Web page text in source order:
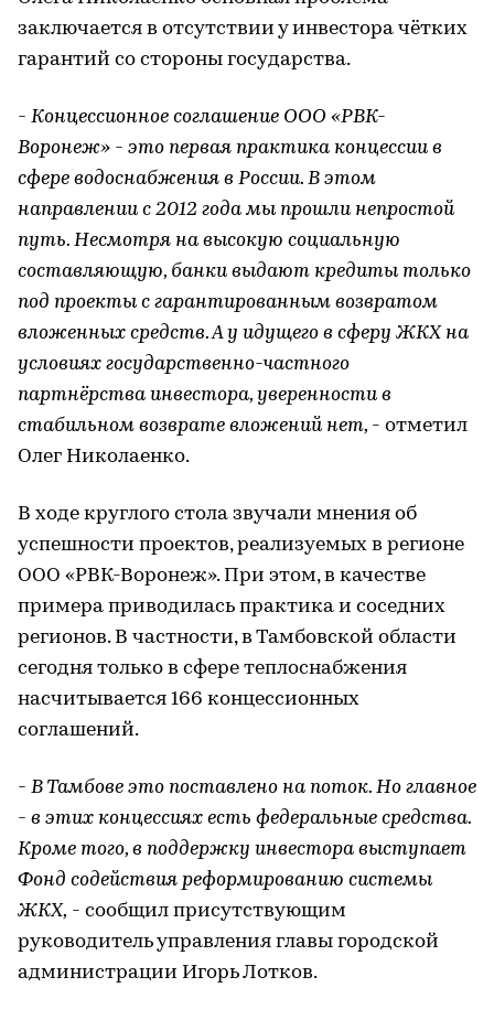
заключается в отсутствии у инвестора чётких
гарантий со стороны государства.
- Концессионное соглашение ООО «РВК-
Воронеж» - это первая практика концессии в
сфере водоснабжения в России. В этом
направлении с 2012 года мы прошли непростой
путь. Несмотря на высокую социальную
составляющую, банки выдают кредиты только
под проекты с гарантированным возвратом
вложенных средств. А у идущего в сферу ЖКХ на
условиях государственно-частного
партнёрства инвестора, уверенности в
стабильном возврате вложений нет, - отметил
Олег Николаенко.
В ходе круглого стола звучали мнения об
успешности проектов, реализуемых в регионе
ООО «РВК-Воронеж». При этом, в качестве
примера приводилась практика и соседних
регионов. В частности, в Тамбовской области
сегодня только в сфере теплоснабжения
насчитывается 166 концессионных
соглашений.
- В Тамбове это поставлено на поток. Но главное
- в этих концессиях есть федеральные средства.
Кроме того, в поддержку инвестора выступает
Фонд содействия реформированию системы
ЖКХ, - сообщил присутствующим
руководитель управления главы городской
администрации Игорь Лотков.